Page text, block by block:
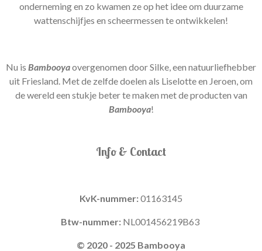
onderneming en zo kwamen ze op het idee om duurzame
wattenschijfjes en scheermessen te ontwikkelen!
Nu is Bambooyaovergenomen door Silke, een natuurliefhebber
uit Friesland. Met de zelfde doelen als Liselotte en Jeroen, om
de wereld een stukje beter te maken met de producten van
Bambooya!
Info & Contact
KvK-nummer:01163145
Btw-nummer: NL001456219B63
© 2020 - 2025 Bambooya